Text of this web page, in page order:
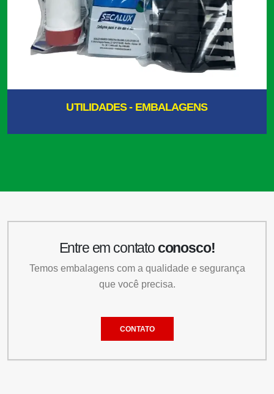
UTILIDADES - EMBALAGENS
Entre em contato conosco!
Temos embalagens com a qualidade e segurança
que você precisa.
CONTATO